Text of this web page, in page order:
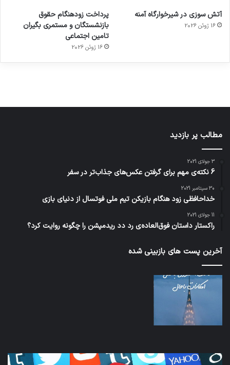
آتش سوزی در شیرخوارگاه آمنه
16 ژوئن 2026
پرداخت زودهنگام حقوق
بازنشستگان و مستمری بگیران
تامین اجتماعی
16 ژوئن 2026
برای
کشف
توسط
مجازی
…
ساعت
هوشمند
با طعم
توسط
ژاکت
در
های
2023
توسط
مطالب پر بازدید
3 جولای 2021
6 نکته‌ی مهم برای گرفتن عکس‌های جذاب‌تر در سفر
30 سپتامبر 2021
خداحافظی زود هنگام بازیکن تیم ملی فوتسال از دنیای بازی
11 جولای 2021
راکستار داستان فوق‌العاده‌ی رد دد ریدمپشن را چگونه روایت کرد؟
آخرین پست های بازبینی شده
کدام